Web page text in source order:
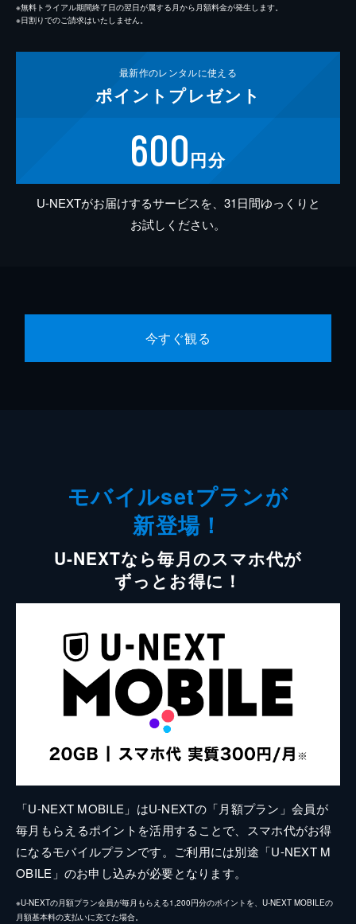
※無料トライアル期間終了日の翌日が属する月から月額料金が発生します。
※日割りでのご請求はいたしません。
最新作のレンタルに使える
ポイント プレゼント
600円分
U-NEXTがお届けするサービスを、31日間ゆっくりと
お試しください。
今すぐ観る
モバイルsetプランが
新登場！
U-NEXTなら毎月のスマホ代が
ずっとお得に！
「U-NEXT MOBILE」はU-NEXTの「月額プラン」会員が
毎月もらえるポイントを活用することで、スマホ代がお得
になるモバイルプランです。ご利用には別途「U-NEXT M
OBILE」のお申し込みが必要となります。
※U-NEXTの月額プラン会員が毎月もらえる1,200円分のポイントを、U-NEXT MOBILEの
月額基本料の支払いに充てた場合。